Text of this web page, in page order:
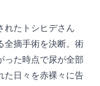
れたトシヒデさん
全摘手術を決断。術
った時点で尿が全部
た日々を赤裸々に告